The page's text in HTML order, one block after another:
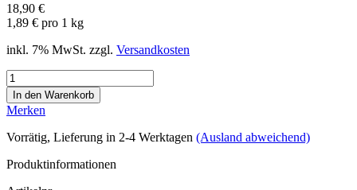
18,90 €
1,89 € pro 1 kg
inkl. 7% MwSt. zzgl. Versandkosten
Merken
Vorrätig, Lieferung in 2-4 Werktagen (Ausland abweichend)
Produktinformationen